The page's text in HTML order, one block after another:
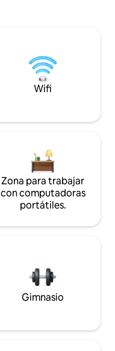
Wifi
Zona para trabajar
con computadoras
portátiles.
Gimnasio